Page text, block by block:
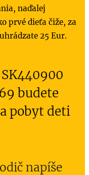
naďalej
prvé dieťa čiže, za
25 Eur.
budete
pobyt deti
napíše